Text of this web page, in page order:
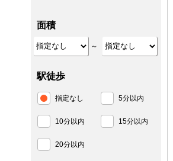
面積
～
駅徒歩
指定なし 5分以内
10分以内 15分以内
20分以内